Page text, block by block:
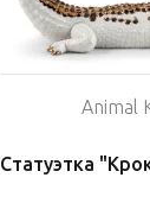
Animal
Статуэтка